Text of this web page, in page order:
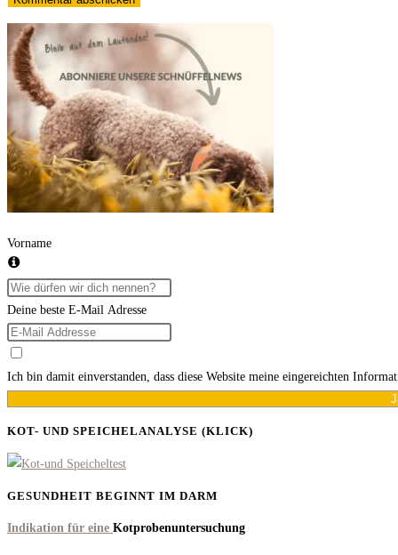
ein
Kommentieren
ein
(optional)
Vorname
Deine beste E-Mail Adresse
Ich bin damit einverstanden, dass diese Website meine eingereichten
KOT- UND SPEICHELANALYSE (KLICK)
GESUNDHEIT BEGINNT IM DARM
Indikation für eine Kotprobenuntersuchung